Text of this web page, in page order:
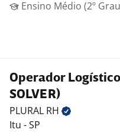
Ensino Médio (2º
Operador Logístico
SOLVER)
PLURAL RH
Itu - SP